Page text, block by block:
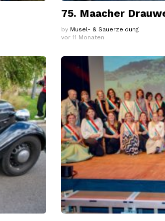
75. Maacher
by Musel- & Sauerzeidung
vor 11 Monaten